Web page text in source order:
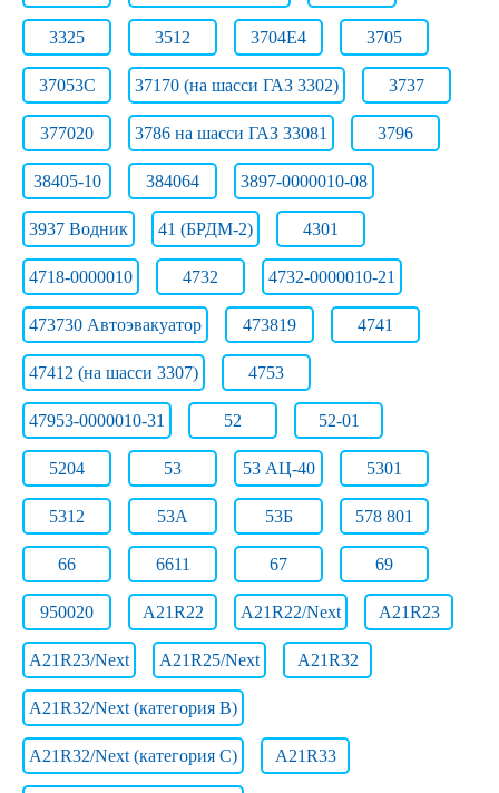
3325 3512 3704Е4 3705
37053С 37170 (на шасси ГАЗ 3302) 3737
377020 3786 на шасси ГАЗ 33081 3796
38405-10 384064 3897-0000010-08
3937 Водник 41 (БРДМ-2) 4301
4718-0000010 4732 4732-0000010-21
473730 Автоэвакуатор 473819 4741
47412 (на шасси 3307) 4753
47953-0000010-31 52 52-01
5204 53 53 АЦ-40 5301
5312 53А 53Б 578 801
66 6611 67 69
950020 A21R22 A21R22/Next A21R23
A21R23/Next A21R25/Next A21R32
A21R32/Next (категория B)
A21R32/Next (категория C) A21R33